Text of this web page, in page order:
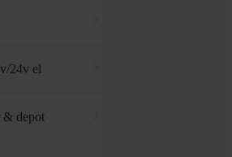
24v el
& depot